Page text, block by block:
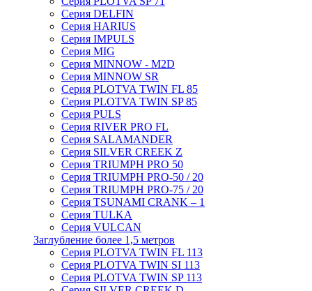
Серия DELFIN
Серия HARIUS
Серия IMPULS
Серия MIG
Серия MINNOW - M2D
Серия MINNOW SR
Серия PLOTVA TWIN FL 85
Серия PLOTVA TWIN SP 85
Серия PULS
Серия RIVER PRO FL
Серия SALAMANDER
Серия SILVER CREEK Z
Серия TRIUMPH PRO 50
Серия TRIUMPH PRO-50 / 20
Серия TRIUMPH PRO-75 / 20
Серия TSUNAMI CRANK – 1
Серия TULKA
Серия VULCAN
Заглубление более 1,5 метров
Серия PLOTVA TWIN FL 113
Серия PLOTVA TWIN SI 113
Серия PLOTVA TWIN SP 113